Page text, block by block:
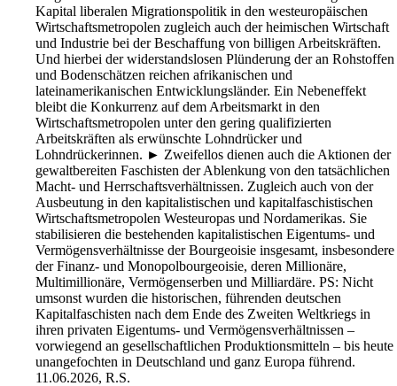
Kapital liberalen Migrationspolitik in den westeuropäischen
Wirtschaftsmetropolen zugleich auch der heimischen Wirtschaft
und Industrie bei der Beschaffung von billigen Arbeitskräften.
Und hierbei der widerstandslosen Plünderung der an Rohstoffen
und Bodenschätzen reichen afrikanischen und
lateinamerikanischen Entwicklungsländer. Ein Nebeneffekt
bleibt die Konkurrenz auf dem Arbeitsmarkt in den
Wirtschaftsmetropolen unter den gering qualifizierten
Arbeitskräften als erwünschte Lohndrücker und
Lohndrückerinnen. ► Zweifellos dienen auch die Aktionen der
gewaltbereiten Faschisten der Ablenkung von den tatsächlichen
Macht- und Herrschaftsverhältnissen. Zugleich auch von der
Ausbeutung in den kapitalistischen und kapitalfaschistischen
Wirtschaftsmetropolen Westeuropas und Nordamerikas. Sie
stabilisieren die bestehenden kapitalistischen Eigentums- und
Vermögensverhältnisse der Bourgeoisie insgesamt, insbesondere
der Finanz- und Monopolbourgeoisie, deren Millionäre,
Multimillionäre, Vermögenserben und Milliardäre. PS: Nicht
umsonst wurden die historischen, führenden deutschen
Kapitalfaschisten nach dem Ende des Zweiten Weltkriegs in
ihren privaten Eigentums- und Vermögensverhältnissen –
vorwiegend an gesellschaftlichen Produktionsmitteln – bis heute
unangefochten in Deutschland und ganz Europa führend.
11.06.2026, R.S.